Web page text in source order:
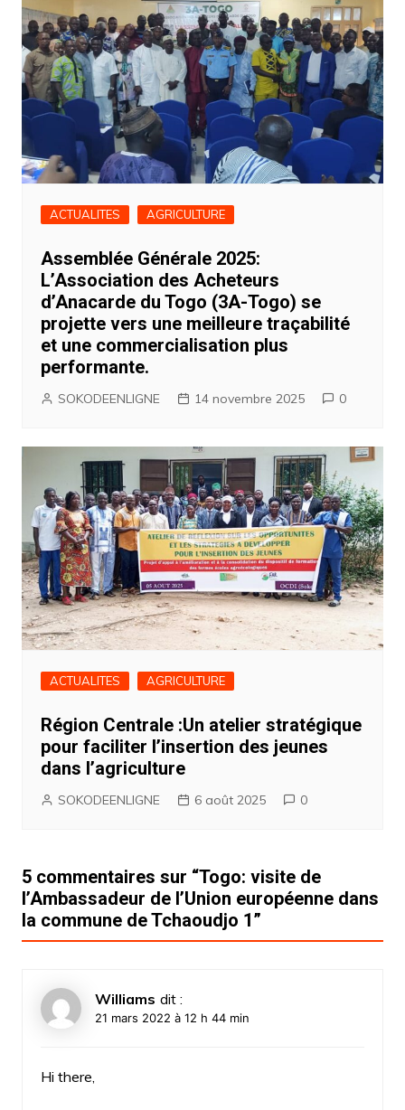
ACTUALITES AGRICULTURE
Assemblée Générale 2025:
L’Association des Acheteurs
d’Anacarde du Togo (3A-Togo) se
projette vers une meilleure traçabilité
et une commercialisation plus
performante.
SOKODEENLIGNE 14 novembre 2025 0
ACTUALITES AGRICULTURE
Région Centrale :Un atelier stratégique
pour faciliter l’insertion des jeunes
dans l’agriculture
SOKODEENLIGNE 6 août 2025 0
5 commentaires sur “Togo: visite de
l’Ambassadeur de l’Union européenne dans
la commune de Tchaoudjo 1”
Williams dit :
21 mars 2022 à 12 h 44 min
Hi there,